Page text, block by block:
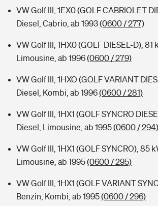
Wer versichert was: Jetzt Versicherer finden
Sie haben Fragen?
Musikinstrumentenversicherung
Zur Übersicht
Tools
Kinderunfall-Check: Mehr Sicherheit für
Sie haben Fragen?
VW Golf III, 1EX0 (GOLF CABRIOLET
Diesel, Cabrio, ab 1993(0600 / 277)
VW Golf III, 1HX0 (GOLF DIESEL-D), 81
Limousine, ab 1996(0600 / 279)
VW Golf III, 1HXO (GOLF VARIANT
Diesel, Kombi, ab 1996(0600 / 281)
VW Golf III, 1HX1 (GOLF SYNCRO
Diesel, Limousine, ab 1995(0600 / 294)
VW Golf III, 1HX1 (GOLF SYNCRO), 85
Limousine, ab 1995(0600 / 295)
VW Golf III, 1HX1 (GOLF VARIANT
Benzin, Kombi, ab 1995(0600 / 296)